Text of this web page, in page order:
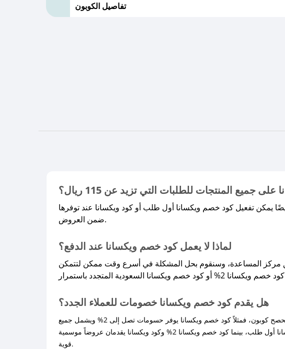
تفاصيل الكوبون
المنتجات للطلبات التي تزيد عن 115 ريال؟
يمكن تفعيل كود خصم ويكسانا أول طلب أو كود ويكسانا عند توفرها
ضمن العروض.​
لماذا لا يعمل كود خصم ويكسانا عند الدفع؟
مركز المساعدة، وسنقوم بحل المشكلة في أسرع وقت ممكن لتتمكن
هل يقدم كود خصم ويكسانا خصومات للعملاء الجدد؟
ليس كل الأكواد موجهة للعملاء الجدد فبعضها عام أو له شروط خاصة، لذلك تأكد من شروط كل كود على صحصح كوبون، فمثلاً كود خصم ويكسانا يوفر حسومات تصل إلى 2% ويشمل جميع
المنتجات مع بعض الاستثناءات. كما يمكنك تجربة كود خصم ويكسانا لأجهزة العناية بالشعر والبشرة كود خصم ويكسانا أول طلب، بينما كود خصم ويكسانا 2% وكود ويكسانا يقدمان عروضاً موسمية
قوية.